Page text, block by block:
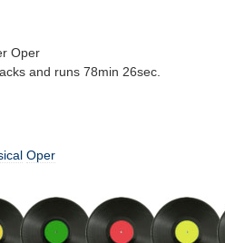
Oper
and runs 78min 26sec.
Oper